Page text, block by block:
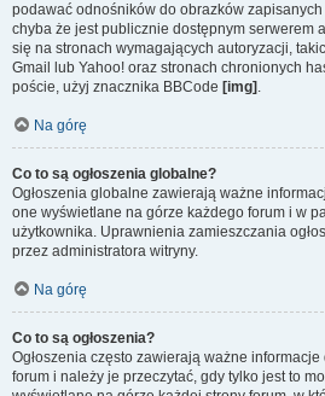
podawać odnośników do obrazków
chyba że jest publicznie dostępnym serwerem
się na stronach wymagających autoryzacji,
Gmail lub Yahoo! oraz stronach chronionych
poście, użyj znacznika BBCode [img] .
Na górę
Co to są ogłoszenia globalne?
Ogłoszenia globalne zawierają ważne
one wyświetlane na górze każdego forum i w
użytkownika. Uprawnienia zamieszczania
przez administratora witryny.
Na górę
Co to są ogłoszenia?
Ogłoszenia często zawierają ważne
forum i należy je przeczytać, gdy tylko jest to